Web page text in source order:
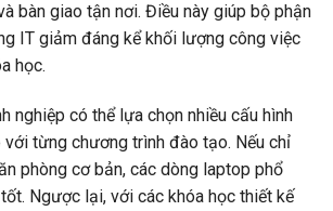
bàn giao tận nơi. Điều này giúp bộ phận
IT giảm đáng kể khối lượng công việc
học.
nghiệp có thể lựa chọn nhiều cấu hình
với từng chương trình đào tạo. Nếu chỉ
phòng cơ bản, các dòng laptop phổ
Ngược lại, với các khóa học thiết kế